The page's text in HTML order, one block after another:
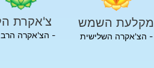
מקלעת השמש
- הצ'אקרה השלישית
צ'אקרת
- הצ'אקרה